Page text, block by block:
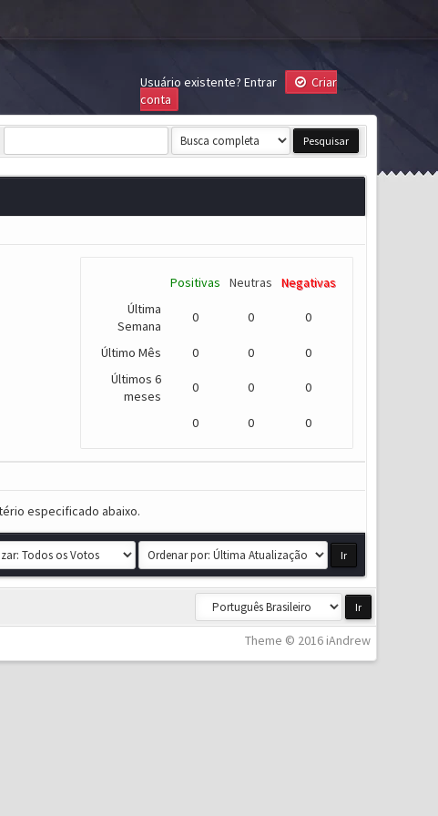
Usuário existente? Entrar
Criar
conta
Positivas Neutras
Negativas
Última
Semana
0 0 0
Último Mês 0 0
0
Últimos 6
meses
0 0 0
0 0 0
especificado abaixo.
Theme © 2016 iAndrew